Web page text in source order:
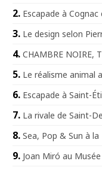
Escapade à
Le design selon
CHAMBRE NOIRE,
Le réalisme animal
Escapade à Saint-
La rivale de Saint-
Sea, Pop & Sun à
Joan Miró au